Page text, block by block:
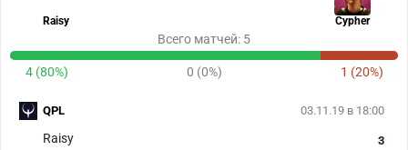
Raisy Cypher
Всего матчей: 5
4 (80%) 0 (0%) 1 (20%)
03.11.19 в 18:00
Raisy
3
QPL